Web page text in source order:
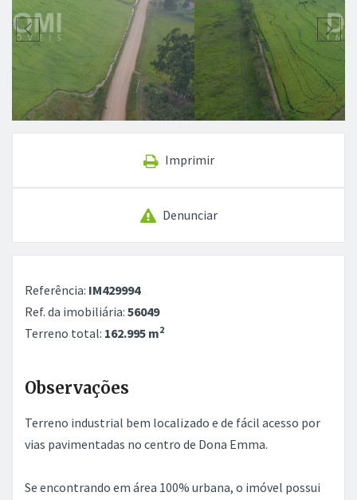
Imprimir
Denunciar
Referência: IM429994
Ref. da imobiliária: 56049
Terreno total: 162.995 m2
Observações
Terreno industrial bem localizado e de fácil acesso por
vias pavimentadas no centro de Dona Emma.
Se encontrando em área 100% urbana, o imóvel possui